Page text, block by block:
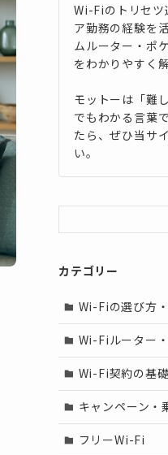
Wi-Fiのトリセツ
ア勤務の経験を
ムルーター・ポ
をわかりやすく
モットーは「難
でもわかる言葉
たら、ぜひ当サ
い。
カテゴリー
Wi-Fiの選び方
Wi-Fiルーター
Wi-Fi契約の基
キャンペーン・
フリーWi-Fi